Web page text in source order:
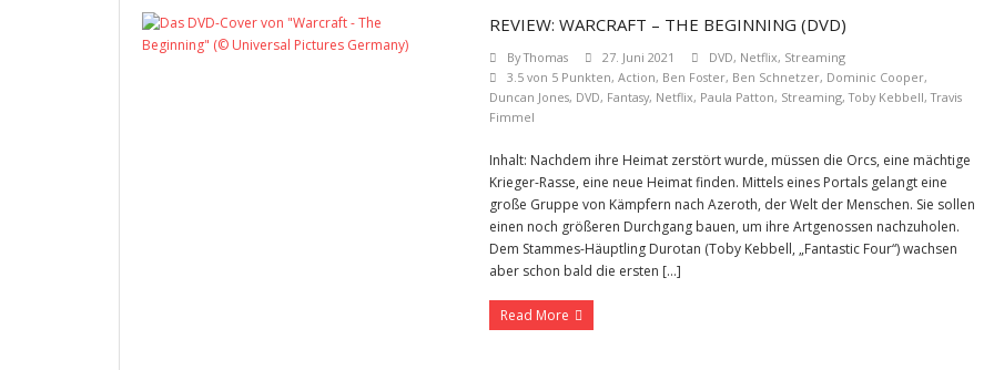
REVIEW: WARCRAFT – THE BEGINNING (DVD)
ByThomas 27. Juni 2021 DVD, Netflix, Streaming
3.5 von 5 Punkten,Action, Ben Foster, Ben Schnetzer, Dominic Cooper,
Duncan Jones, DVD, Fantasy, Netflix, Paula Patton, Streaming,Toby Kebbell,Travis
Fimmel
Inhalt: Nachdem ihre Heimat zerstört wurde, müssen die Orcs, eine mächtige
Krieger-Rasse, eine neue Heimat finden. Mittels eines Portals gelangt eine
große Gruppe von Kämpfern nach Azeroth, der Welt der Menschen. Sie sollen
einen noch größeren Durchgang bauen, um ihre Artgenossen nachzuholen.
Dem Stammes-Häuptling Durotan (Toby Kebbell, „Fantastic Four“) wachsen
aber schon bald die ersten […]
Read More